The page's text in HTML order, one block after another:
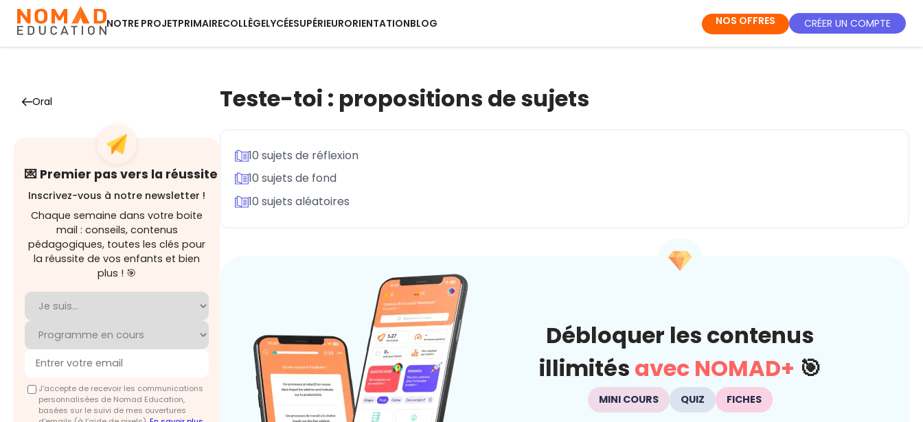
NOTRE PROJETPRIMAIRECOLLÈGELYCÉESUPÉRIEURORIENTATIONBLOG NOS OFFRES CRÉER UN COMPTE
Oral
💌 Premier pas vers la réussite
Inscrivez-vous à notre newsletter !
Chaque semaine dans votre boite
mail : conseils, contenus
pédagogiques, toutes les clés pour
la réussite de vos enfants et bien
plus ! 🎯
J'accepte de recevoir les communications
personnalisées de Nomad Education,
basées sur le suivi de mes ouvertures
Teste-toi : propositions de sujets
10 sujets de réflexion
10 sujets de fond
10 sujets aléatoires
Débloquer les contenus
illimités avec NOMAD+ 🎯
MINI COURS QUIZ FICHES